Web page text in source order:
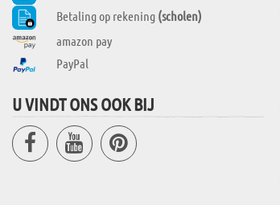
Betaling op rekening (scholen)
amazon pay
PayPal
U VINDT ONS OOK BIJ